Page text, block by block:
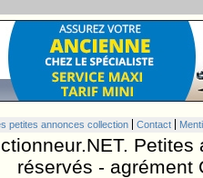
petites annonces collection Contact
réservés - agrément